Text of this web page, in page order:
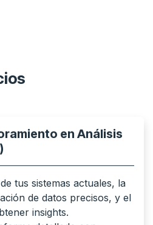
en Análisis
tus sistemas actuales, la
de datos precisos, y el
insights.